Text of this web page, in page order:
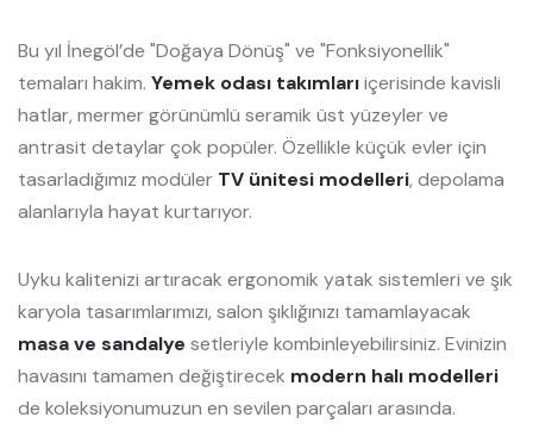
Bu yıl İnegöl’de "Doğaya Dönüş" ve "Fonksiyonellik"
temaları hakim. Yemek odası takımlarıiçerisinde kavisli
hatlar, mermer görünümlü seramik üst yüzeyler ve
antrasit detaylar çok popüler. Özellikle küçük evler için
tasarladığımız modüler TV ünitesi modelleri, depolama
alanlarıyla hayat kurtarıyor.
Uyku kalitenizi artıracak ergonomik yatak sistemleri ve şık
karyola tasarımlarımızı, salon şıklığınızı tamamlayacak
masa ve sandalye setleriyle kombinleyebilirsiniz. Evinizin
havasını tamamen değiştirecek modern halı modelleri
de koleksiyonumuzun en sevilen parçaları arasında.